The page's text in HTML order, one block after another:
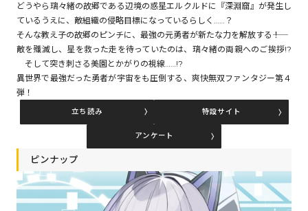
コミックパルフェ
コミックエッセイ
閉じる
どうやら璃々緒の故郷である辺境の惑星エルクルドに『深淵窟』が発生し
ているうえに、敵組織の侵略目標になっているらしく……？
そんな教え子の故郷のピンチに、最強の元勇者が新たな力を解放する――！
敵を殲滅し、星を救った走を待っていたのは、璃々緒の両親へのご挨拶!?
そして突き刺さる美園とかがりの視線……!?
異世界で最強だった勇者が宇宙をも圧倒する、爽快無双ファンタジー第４
弾！
立ち読み 特設サイト
アンケート
ピンナップ